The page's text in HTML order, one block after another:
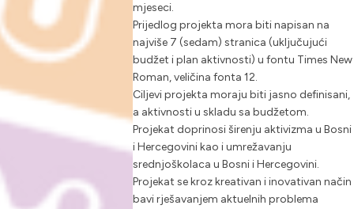
mjeseci.
Prijedlog projekta mora biti napisan na
najviše 7 (sedam) stranica (uključujući
budžet i plan aktivnosti) u fontu Times New
Roman, veličina fonta 12.
Ciljevi projekta moraju biti jasno definisani,
a aktivnosti u skladu sa budžetom.
Projekat doprinosi širenju aktivizma u Bosni
i Hercegovini kao i umrežavanju
srednjoškolaca u Bosni i Hercegovini.
Projekat se kroz kreativan i inovativan način
bavi rješavanjem aktuelnih problema